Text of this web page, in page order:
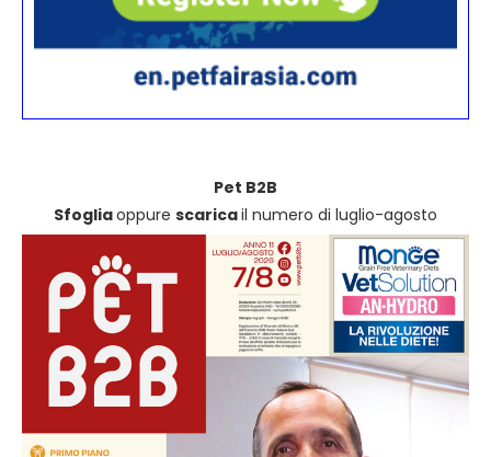
Pet B2B
Sfogliaoppure scaricail numero di luglio-agosto